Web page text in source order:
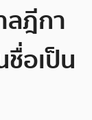
ลฎีกา
อเป็น